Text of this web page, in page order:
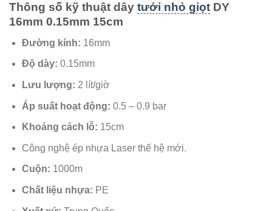
Thông số kỹ thuật dây tưới nhỏ giọt DY
16mm 0.15mm 15cm
Đường kính: 16mm
Độ dày: 0.15mm
Lưu lượng: 2 lít/giờ
Áp suất hoạt động: 0.5 – 0.9 bar
Khoảng cách lỗ: 15cm
Công nghệ ép nhựa Laser thế hệ mới.
Cuộn: 1000m
Chất liệu nhựa: PE